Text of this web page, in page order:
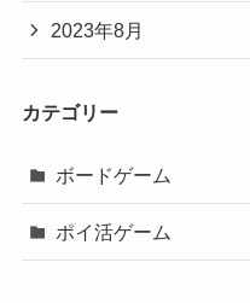
2023年8月
カテゴリー
ボードゲーム
ポイ活ゲーム